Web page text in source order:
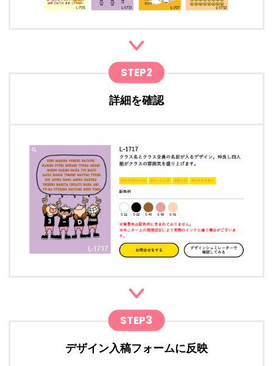
STEP2
詳細を確認
STEP3
デザイン入稿フォームに反映